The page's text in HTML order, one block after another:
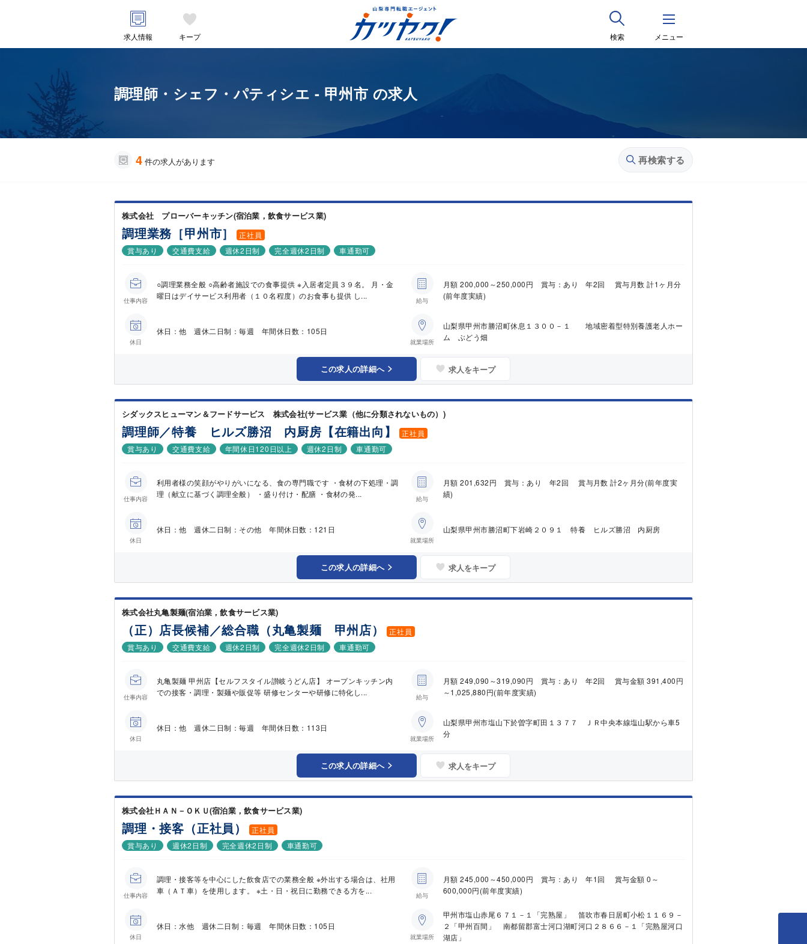
求人情報 キープ 検索 メニュー
調理師・シェフ・パティシエ - 甲州市 の求人
4 件の求人があります 再検索する
株式会社 プローバーキッチン(宿泊業，飲食サービス業)
調理業務［甲州市］
正社員
賞与あり
交通費支給 週休2日制 完全週休2日制 車通勤可
仕事内容
○調理業務全般 ○高齢者施設での食事提供 ※入居者定員３９名。 月・金
曜日はデイサービス利用者（１０名程度）のお食事も提供 し...
給与
月額 200,000～250,000円 賞与：あり 年2回 賞与月数 計1ヶ月分
(前年度実績)
休日
休日：他 週休二日制：毎週 年間休日数：105日
就業場所
山梨県甲州市勝沼町休息１３００－１ 地域密着型特別養護老人ホー
ム ぶどう畑
この求人の詳細へ 求人をキープ
シダックスヒューマン＆フードサービス 株式会社(サービス業（他に分類されないもの）)
調理師／特養 ヒルズ勝沼 内厨房【在籍出向】
正社員
賞与あり
交通費支給 年間休日120日以上 週休2日制 車通勤可
仕事内容
利用者様の笑顔がやりがいになる、食の専門職です ・食材の下処理・調
理（献立に基づく調理全般） ・盛り付け・配膳 ・食材の発...
給与
月額 201,632円 賞与：あり 年2回 賞与月数 計2ヶ月分(前年度実
績)
休日
休日：他 週休二日制：その他 年間休日数：121日
就業場所
山梨県甲州市勝沼町下岩崎２０９１ 特養 ヒルズ勝沼 内厨房
この求人の詳細へ 求人をキープ
株式会社丸亀製麺(宿泊業，飲食サービス業)
（正）店長候補／総合職（丸亀製麺 甲州店）
正社員
賞与あり
交通費支給 週休2日制 完全週休2日制 車通勤可
仕事内容
丸亀製麺 甲州店【セルフスタイル讃岐うどん店】 オープンキッチン内
での接客・調理・製麺や販促等 研修センターや研修に特化し...
給与
月額 249,090～319,090円 賞与：あり 年2回 賞与金額 391,400円
～1,025,880円(前年度実績)
休日
休日：他 週休二日制：毎週 年間休日数：113日
就業場所
山梨県甲州市塩山下於曽字町田１３７７ ＪＲ中央本線塩山駅から車5
分
この求人の詳細へ 求人をキープ
株式会社ＨＡＮ－ＯＫＵ(宿泊業，飲食サービス業)
調理・接客（正社員）
正社員
賞与あり
週休2日制 完全週休2日制 車通勤可
仕事内容
調理・接客等を中心にした飲食店での業務全般 ※外出する場合は、社用
車（ＡＴ車）を使用します。 ※土・日・祝日に勤務できる方を...
給与
月額 245,000～450,000円 賞与：あり 年1回 賞与金額 0～
600,000円(前年度実績)
休日
休日：水他 週休二日制：毎週 年間休日数：105日
就業場所
甲州市塩山赤尾６７１－１「完熟屋」 笛吹市春日居町小松１１６９－
２「甲州百間」 南都留郡富士河口湖町河口２８６６－１「完熟屋河口
湖店」